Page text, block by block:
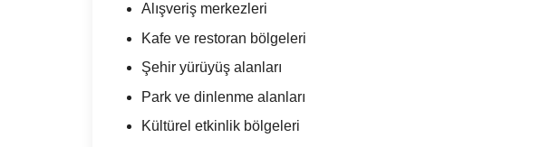
Alışveriş merkezleri
Kafe ve restoran bölgeleri
Şehir yürüyüş alanları
Park ve dinlenme alanları
Kültürel etkinlik bölgeleri